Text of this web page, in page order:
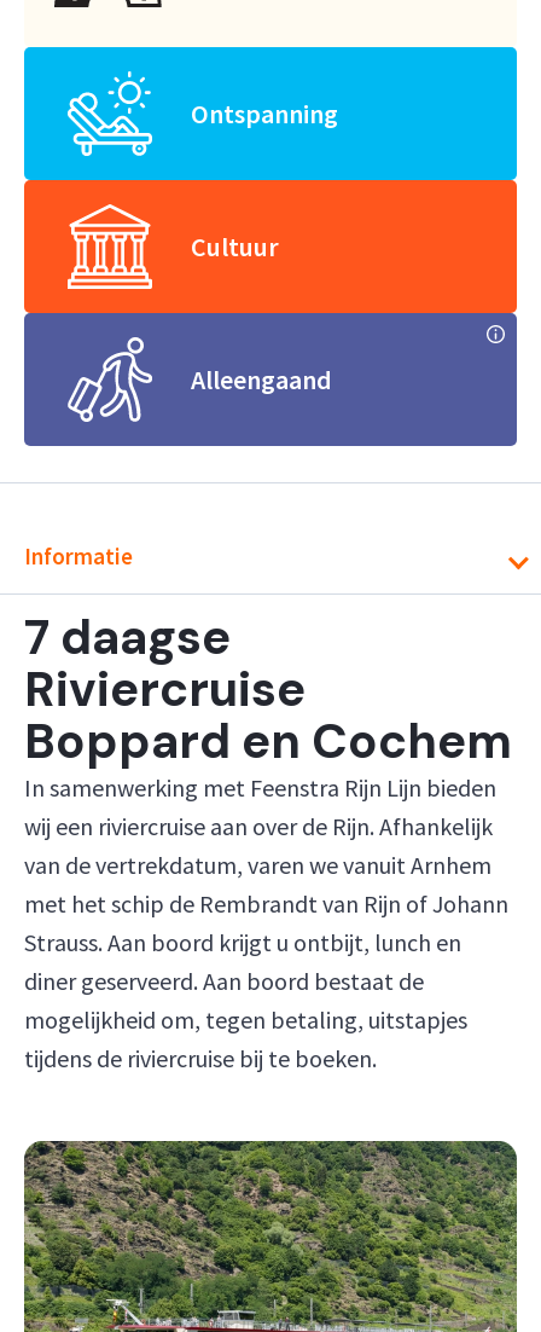
Ontspanning
Cultuur
Alleengaand
Informatie
7 daagse
Riviercruise
Boppard en Cochem
In samenwerking met Feenstra Rijn Lijn bieden
wij een riviercruise aan over de Rijn. Afhankelijk
van de vertrekdatum, varen we vanuit Arnhem
met het schip de Rembrandt van Rijn of Johann
Strauss. Aan boord krijgt u ontbijt, lunch en
diner geserveerd. Aan boord bestaat de
mogelijkheid om, tegen betaling, uitstapjes
tijdens de riviercruise bij te boeken.